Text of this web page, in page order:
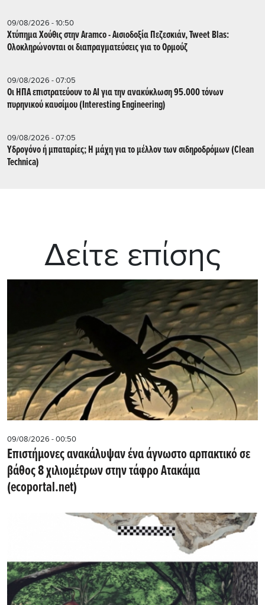
09/08/2026 - 10:50
Χτύπημα Χούθις στην Aramco - Aισιοδοξία Πεζεσκιάν, Tweet Blas:
Ολοκληρώνονται οι διαπραγματεύσεις για το Ορμούζ
09/08/2026 - 07:05
Οι ΗΠΑ επιστρατεύουν το AI για την ανακύκλωση 95.000 τόνων
πυρηνικού καυσίμου (Interesting Engineering)
09/08/2026 - 07:05
Υδρογόνο ή μπαταρίες; Η μάχη για το μέλλον των σιδηροδρόμων (Clean
Technica)
Δείτε επίσης
09/08/2026 - 00:50
Επιστήμονες ανακάλυψαν ένα άγνωστο αρπακτικό σε
βάθος 8 χιλιομέτρων στην τάφρο Ατακάμα
(ecoportal.net)